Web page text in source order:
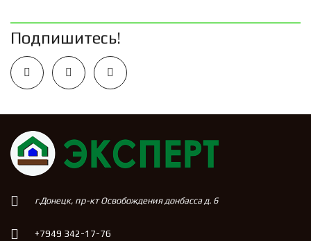
Подпишитесь!
г.Донецк, пр-кт Освобождения донбасса д. 6
+7949 342-17-76